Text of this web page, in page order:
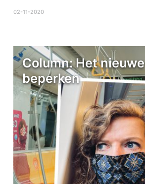
02-11-2020
Column: Het nieuwe
beperken